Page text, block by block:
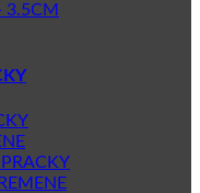
3.5CM